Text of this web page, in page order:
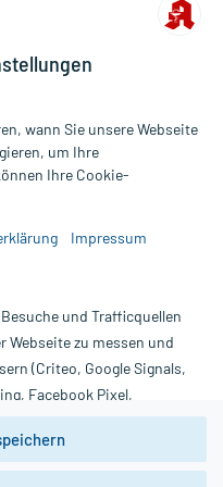
Versandkosten
ausschließlich für
einen Arzt. Bitte
Diese Webseite benutzt
die wichtigen Hinweise in
Widerruf einer Bestellung
wann Sie unsere Webseite
um Ihre
Ihre Cookie-
Impressum
und Trafficquellen
Webseite zu messen und
(Criteo, Google Signals,
Facebook Pixel,